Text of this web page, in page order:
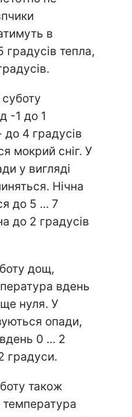
в
тепла,
-1 до 1
до 4 градусів
мокрий сніг. У
у вигляді
Нічна
до 5 ... 7
до 2 градусів
дощ,
вдень
нуля. У
опади,
0 ... 2
градуси.
також